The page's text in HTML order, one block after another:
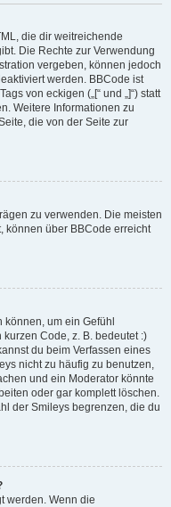
die dir weitreichende
Die Rechte zur Verwendung
vergeben, können jedoch
werden. BBCode ist
von eckigen („[“ und „]“) statt
Weitere Informationen zu
die von der Seite zur
zu verwenden. Die meisten
können über BBCode erreicht
um ein Gefühl
Code, z. B. bedeutet :)
du beim Verfassen eines
nicht zu häufig zu benutzen,
und ein Moderator könnte
oder gar komplett löschen.
der Smileys begrenzen, die du
werden. Wenn die